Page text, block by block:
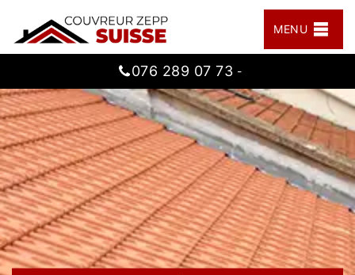
MENU
076 289 07 73 -